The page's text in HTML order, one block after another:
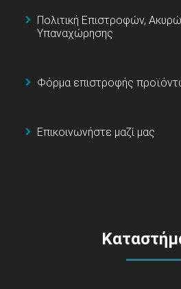
Πολιτική Επιστροφών,
Υπαναχώρησης
Φόρμα επιστροφής
Επικοινωνήστε μαζί μας